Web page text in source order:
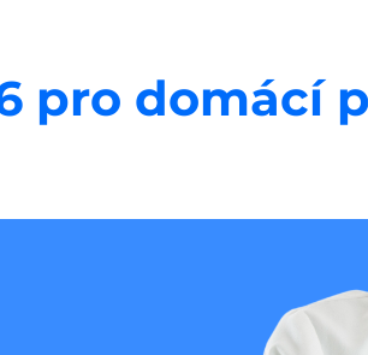
pro domácí